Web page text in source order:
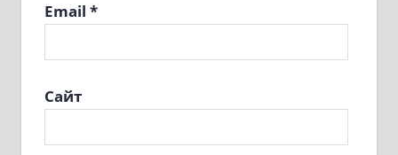
Email *
Сайт